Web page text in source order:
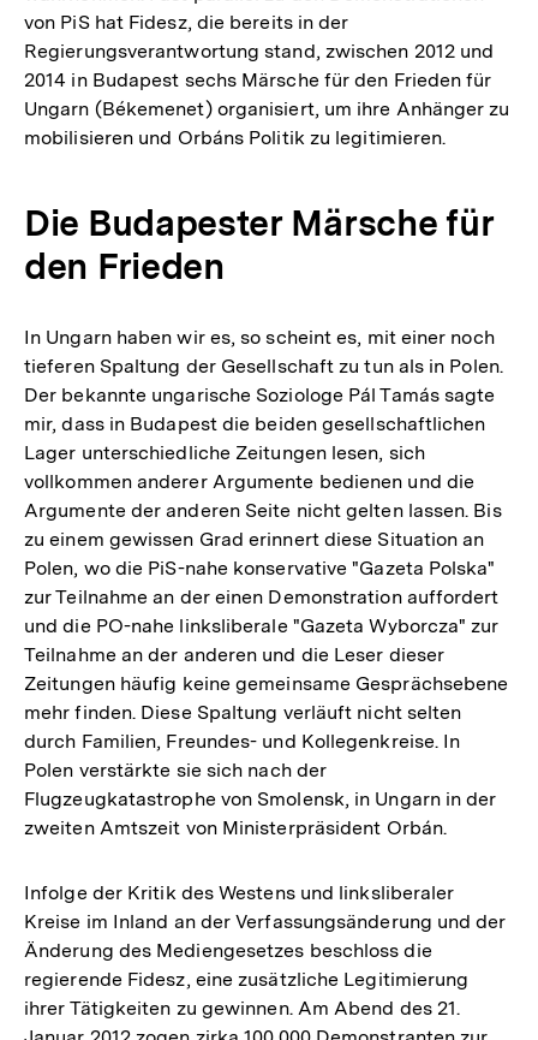
von PiS hat Fidesz, die bereits in der
Regierungsverantwortung stand, zwischen 2012 und
2014 in Budapest sechs Märsche für den Frieden für
Ungarn (Békemenet) organisiert, um ihre Anhänger zu
mobilisieren und Orbáns Politik zu legitimieren.
Die Budapester Märsche für
den Frieden
In Ungarn haben wir es, so scheint es, mit einer noch
tieferen Spaltung der Gesellschaft zu tun als in Polen.
Der bekannte ungarische Soziologe Pál Tamás sagte
mir, dass in Budapest die beiden gesellschaftlichen
Lager unterschiedliche Zeitungen lesen, sich
vollkommen anderer Argumente bedienen und die
Argumente der anderen Seite nicht gelten lassen. Bis
zu einem gewissen Grad erinnert diese Situation an
Polen, wo die PiS-nahe konservative "Gazeta Polska"
zur Teilnahme an der einen Demonstration auffordert
und die PO-nahe linksliberale "Gazeta Wyborcza" zur
Teilnahme an der anderen und die Leser dieser
Zeitungen häufig keine gemeinsame Gesprächsebene
mehr finden. Diese Spaltung verläuft nicht selten
durch Familien, Freundes- und Kollegenkreise. In
Polen verstärkte sie sich nach der
Flugzeugkatastrophe von Smolensk, in Ungarn in der
zweiten Amtszeit von Ministerpräsident Orbán.
Infolge der Kritik des Westens und linksliberaler
Kreise im Inland an der Verfassungsänderung und der
Änderung des Mediengesetzes beschloss die
regierende Fidesz, eine zusätzliche Legitimierung
ihrer Tätigkeiten zu gewinnen. Am Abend des 21.